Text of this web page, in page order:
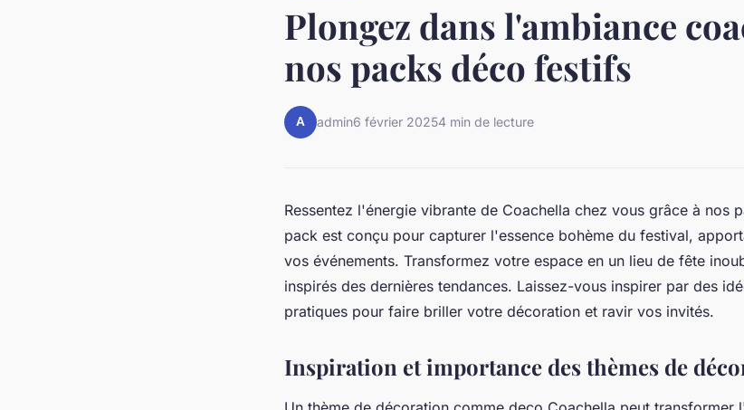
Plongez dans l'ambiance
nos packs déco festifs
A admin6 février 20254 min de lecture
Ressentez l'énergie vibrante de Coachella chez vous grâce à nos
pack est conçu pour capturer l'essence bohème du festival,
vos événements. Transformez votre espace en un lieu de fête
inspirés des dernières tendances. Laissez-vous inspirer par des
pratiques pour faire briller votre décoration et ravir vos invités.
Inspiration et importance des thèmes de